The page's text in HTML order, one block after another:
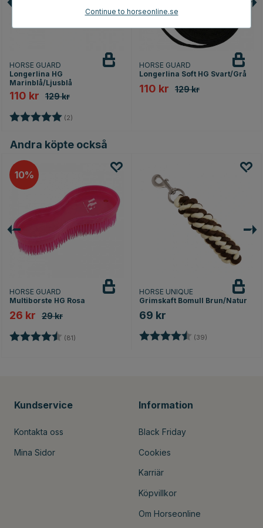
HORSE GUARD
Longerlina HG
Marinblå/Ljusblå
110 kr 129 kr
Betyg: (2)
HORSE GUARD
Longerlina Soft HG Svart/Grå
110 kr 129 kr
Andra köpte också
10
HORSE GUARD
Multiborste HG Rosa
26 kr 29 kr
Betyg: (81)
HORSE UNIQUE
Grimskaft Bomull Brun/Natur
69 kr
Betyg: (39)
Kundservice
Kontakta oss
Mina Sidor
Information
Black Friday
Cookies
Karriär
Köpvillkor
Om Horseonline
Continue to horseonline.se